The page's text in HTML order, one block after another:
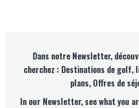
Dans notre Newsletter,
cherchez : Destinations de golf,
plans, Offres de
In our Newsletter, see what you